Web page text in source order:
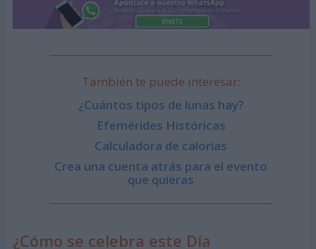
También te puede interesar:
¿Cuántos tipos de lunas hay?
Efemérides Históricas
Calculadora de calorías
Crea una cuenta atrás para el evento
que quieras
¿Cómo se celebra este Día